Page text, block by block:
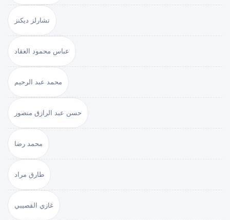
تشارلز ديكنز
عباس محمود العقاد
محمد عبد الرحيم
حسن عبد الرازق منصور
محمد رضا
طارق مراد
غازي القصيبي